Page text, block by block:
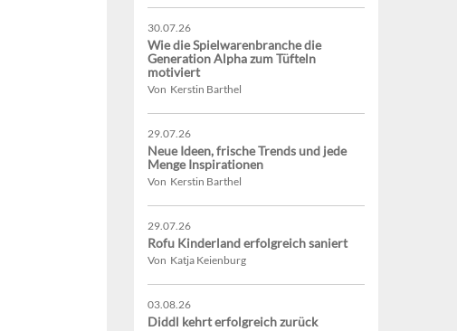
30.07.26
Wie die Spielwarenbranche die
Generation Alpha zum Tüfteln
motiviert
Von Kerstin Barthel
29.07.26
Neue Ideen, frische Trends und jede
Menge Inspirationen
Von Kerstin Barthel
29.07.26
Rofu Kinderland erfolgreich saniert
Von Katja Keienburg
03.08.26
Diddl kehrt erfolgreich zurück